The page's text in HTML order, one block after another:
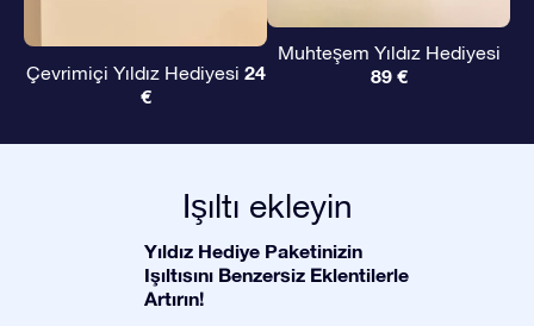
Çevrimiçi Yıldız Hediyesi 24
€
Muhteşem Yıldız Hediyesi
89 €
Işıltı ekleyin
Yıldız Hediye Paketinizin
Işıltısını Benzersiz Eklentilerle
Artırın!